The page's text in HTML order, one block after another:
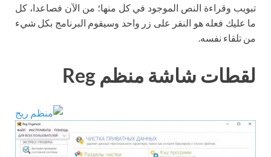
تبويب وقراءة النص الموجود في كل منها؛ من الآن فصاعدا، كل
ما عليك فعله هو النقر على زر واحد وسيقوم البرنامج بكل شيء
من تلقاء نفسه.
لقطات شاشة منظم Reg